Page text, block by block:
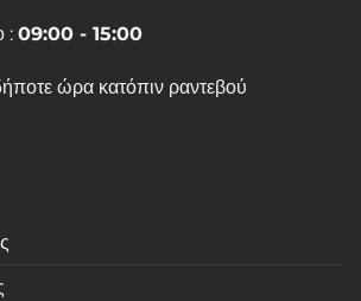
: 09:00 - 15:00
ώρα κατόπιν ραντεβού